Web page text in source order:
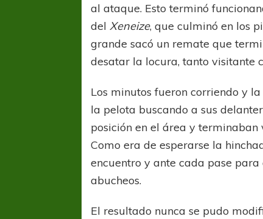
al ataque. Esto terminó
delXeneize, que culminó en los
grande sacó un remate que
desatar la locura, tanto visitante
Los minutos fueron corriendo y
la pelota buscando a sus
posición en el área y
Como era de esperarse la
encuentro y ante cada pase
abucheos.
El resultado nunca se pudo